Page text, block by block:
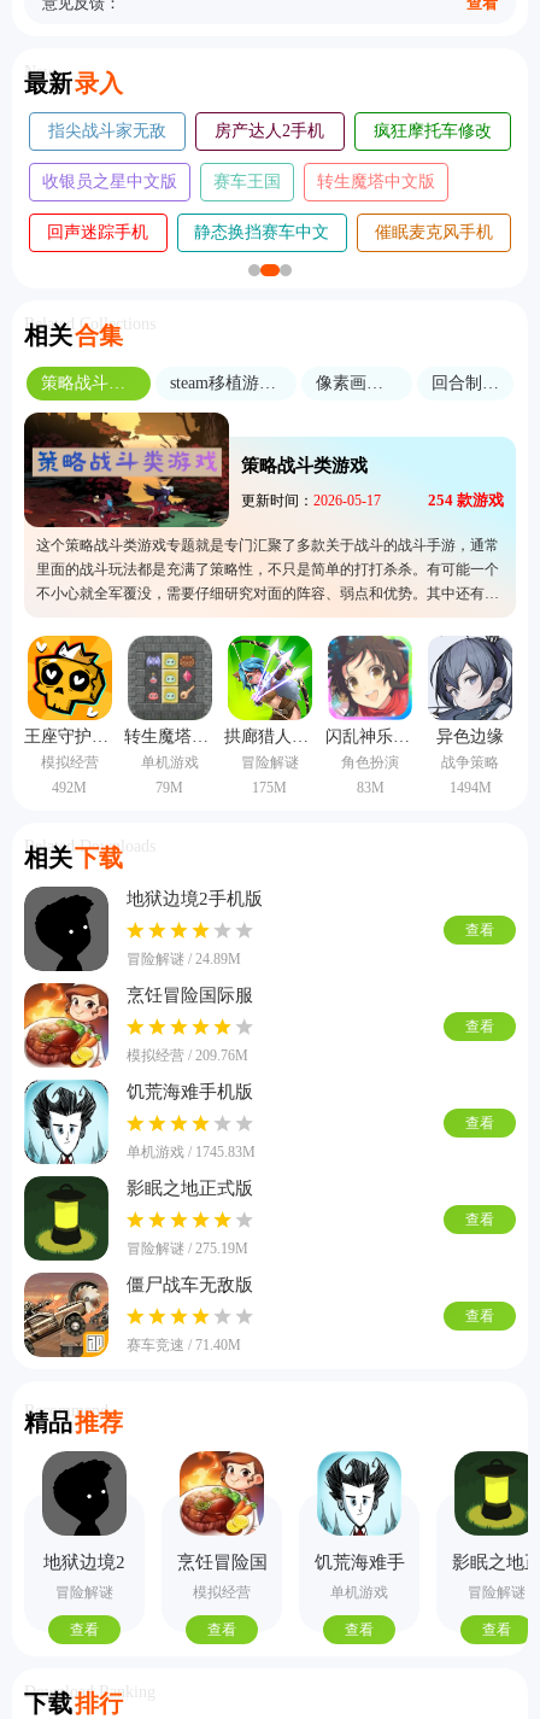
最新录入
New
五千元创业 球球旅行记飞机大厨 单机推理杀
超人飞行模拟器手
机版
变色龙躲猫猫手
机版
我是创造者手
机版
我是鸟手机
趣味跳跃模拟器手机
版
王牌竞速vivo渠道
相关合集
Related Collections
策略战斗类游戏 steam移植游戏合集 像素画风游戏 回合制游戏
策略战斗类游戏
更新时间： 2026-05-17 254 款游戏
这个策略战斗类游戏专题就是专门汇聚了多款关于战斗的战斗手游，通常
里面的战斗玩法都是充满了策略性，不只是简单的打打杀杀。有可能一个
不小心就全军覆没，需要仔细研究对面的阵容、弱点和优势。其中还有大
量特别吸引人的背景故事，整体的玩法内容有一定的挑战性，所以快来选
择其中一个自己喜欢的吧。
王座守护者手机版
模拟经营
492M
转生魔塔中文版
单机游戏
79M
拱廊猎人1.16.2版本
冒险解谜
175M
闪乱神乐中文版
角色扮演
83M
异色边缘
战争策略
1494M
相关下载
Related Downloads
地狱边境2手机版
冒险解谜 / 24.89M
查看
烹饪冒险国际服
模拟经营 / 209.76M
查看
饥荒海难手机版
单机游戏 / 1745.83M
查看
影眠之地正式版
冒险解谜 / 275.19M
查看
僵尸战车无敌版
赛车竞速 / 71.40M
查看
精品推荐
Recommend
地狱边境2
手机版
冒险解谜
查看
烹饪冒险国
际服
模拟经营
查看
饥荒海难手
机版
单机游戏
查看
影眠之地
式版
冒险解谜
查看
下载排行
Download Ranking